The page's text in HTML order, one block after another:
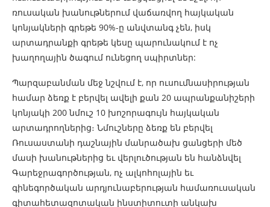
ռուսական խանութներում վաճառվող հայկական
կոնյակների գրեթե 90%-ը անվտանգ չեն, իսկ
արտադրանքի գրեթե կեսը պարունակում է ոչ
խաղողային ծագում ունեցող սպիրտներ:
Պարզաբանման մեջ նշվում է, որ ուսումնասիրության
համար ձեռք է բերվել ավելի քան 20 ապրանքանիշերի
կոնյակի 200 նմուշ 10 խոշորագույն հայկական
արտադրողներից։ Նմուշները ձեռք են բերվել
Ռուսաստանի դաշնային մանրածախ ցանցերի մեծ
մասի խանութներից եւ վերլուծության են հանձնվել
Գարեջրագործության, ոչ ալկոհոլային եւ
գինեգործական արդյունաբերության համառուսական
գիտահետազոտական ​​ինստիտուտի անկախ